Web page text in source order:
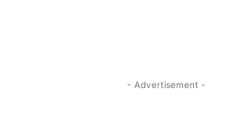
- Advertisement -